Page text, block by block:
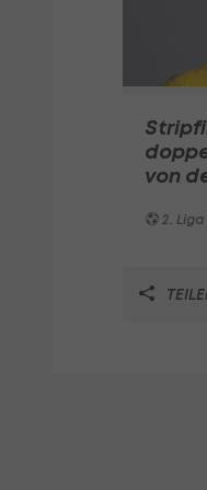
von
2. Liga